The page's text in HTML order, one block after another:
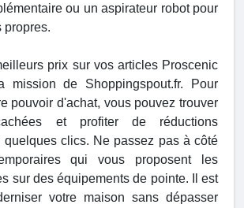
ou un aspirateur robot pour
propres.
prix sur vos articles Proscenic
mission de Shoppingspout.fr. Pour
pouvoir d'achat, vous pouvez trouver
et profiter de réductions
quelques clics. Ne passez pas à côté
qui vous proposent les
sur des équipements de pointe. Il est
votre maison sans dépasser